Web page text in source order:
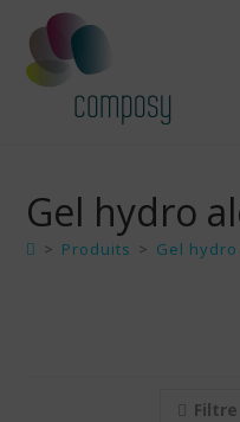
content
Gel hydro
> Produits > Gel
Filtre